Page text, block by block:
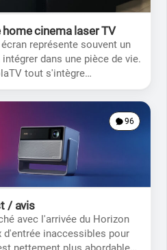
cinema laser TV
représente souvent un
dans une pièce de vie.
tout s'intègre
96
/ avis
avec l'arrivée du Horizon
d'entrée inaccessibles pour